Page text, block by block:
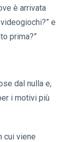
è arrivata
e
prima?”
dal nulla e,
i motivi più
cui viene